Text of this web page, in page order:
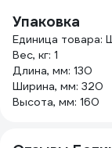
Упаковка
Единица товара:
Вес, кг: 1
Длина, мм: 130
Ширина, мм: 320
Высота, мм: 160